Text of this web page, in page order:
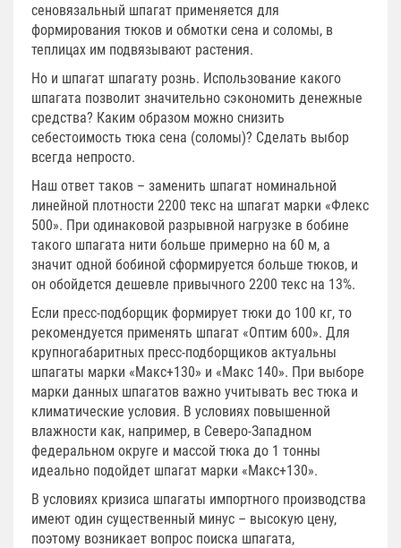
сеновязальный шпагат применяется для
формирования тюков и обмотки сена и соломы, в
теплицах им подвязывают растения.
Но и шпагат шпагату рознь. Использование какого
шпагата позволит значительно сэкономить денежные
средства? Каким образом можно снизить
себестоимость тюка сена (соломы)? Сделать выбор
всегда непросто.
Наш ответ таков – заменить шпагат номинальной
линейной плотности 2200 текс на шпагат марки «Флекс
500». При одинаковой разрывной нагрузке в бобине
такого шпагата нити больше примерно на 60 м, а
значит одной бобиной сформируется больше тюков, и
он обойдется дешевле привычного 2200 текс на 13%.
Если пресс-подборщик формирует тюки до 100 кг, то
рекомендуется применять шпагат «Оптим 600». Для
крупногабаритных пресс-подборщиков актуальны
шпагаты марки «Макс+130» и «Макс 140». При выборе
марки данных шпагатов важно учитывать вес тюка и
климатические условия. В условиях повышенной
влажности как, например, в Северо-Западном
федеральном округе и массой тюка до 1 тонны
идеально подойдет шпагат марки «Макс+130».
В условиях кризиса шпагаты импортного производства
имеют один существенный минус – высокую цену,
поэтому возникает вопрос поиска шпагата,